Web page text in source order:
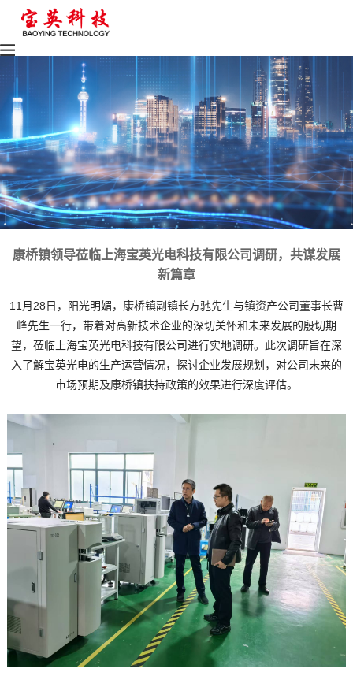
康桥镇领导莅临上海宝英光电科技有限公司调研，共谋发展
新篇章
11月28日，阳光明媚，康桥镇副镇长方驰先生与镇资产公司董事长曹
峰先生一行，带着对高新技术企业的深切关怀和未来发展的殷切期
望，莅临上海宝英光电科技有限公司进行实地调研。此次调研旨在深
入了解宝英光电的生产运营情况，探讨企业发展规划，对公司未来的
市场预期及康桥镇扶持政策的效果进行深度评估。